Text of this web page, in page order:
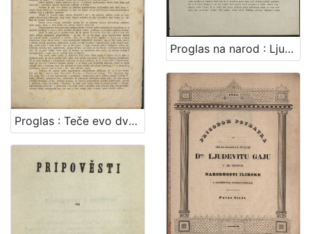
Proglas : Teče evo dvadeset i osma godina, kako smo s Narodnim novinama i Danicom ... / Dr. Ljudevit Gaj
Proglas na narod : Ljubezni narode! mila bratjo! / U Rumi na dan 28. serpnja 1849. Jelačić, ban